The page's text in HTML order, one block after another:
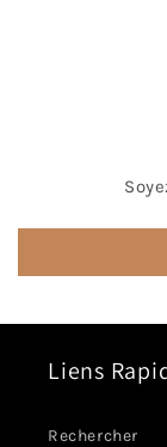
Liens
Rechercher